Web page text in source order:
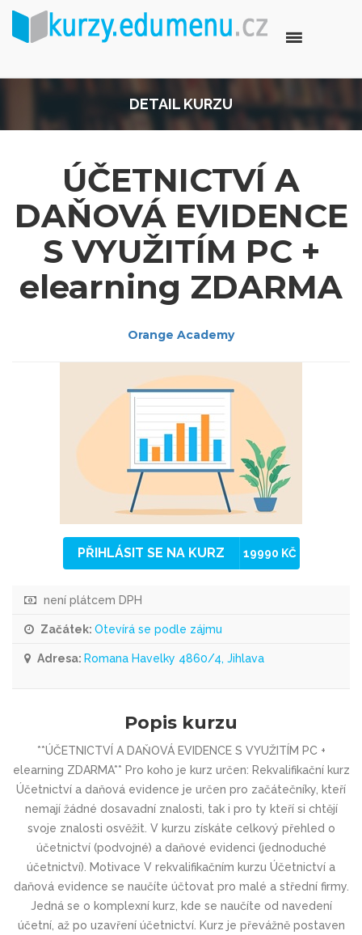
DETAIL KURZU
ÚČETNICTVÍ A
DAŇOVÁ EVIDENCE
S VYUŽITÍM PC +
elearning ZDARMA
Orange Academy
PŘIHLÁSIT SE NA KURZ 19990 KČ
není plátcem DPH
Začátek: Otevírá se podle zájmu
Adresa: Romana Havelky 4860/4, Jihlava
Popis kurzu
**ÚČETNICTVÍ A DAŇOVÁ EVIDENCE S VYUŽITÍM PC +
elearning ZDARMA** Pro koho je kurz určen: Rekvalifikační kurz
Účetnictví a daňová evidence je určen pro začátečníky, kteří
nemají žádné dosavadní znalosti, tak i pro ty kteří si chtějí
svoje znalosti osvěžit. V kurzu získáte celkový přehled o
účetnictví (podvojné) a daňové evidenci (jednoduché
účetnictví). Motivace V rekvalifikačním kurzu Účetnictví a
daňová evidence se naučíte účtovat pro malé a střední firmy.
Jedná se o komplexní kurz, kde se naučíte od navedení
účetní, až po uzavření účetnictví. Kurz je převážně postaven